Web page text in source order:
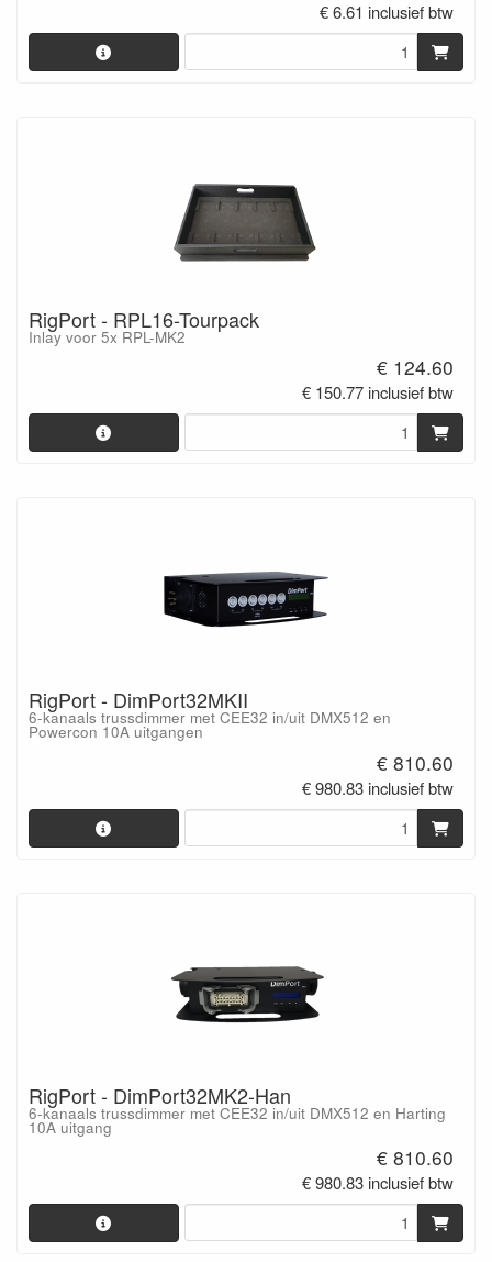
€ 6.61 inclusief btw
RigPort - RPL16-Tourpack
Inlay voor 5x RPL-MK2
€ 124.60
€ 150.77 inclusief btw
RigPort - DimPort32MKII
6-kanaals trussdimmer met CEE32 in/uit DMX512 en
Powercon 10A uitgangen
€ 810.60
€ 980.83 inclusief btw
RigPort - DimPort32MK2-Han
6-kanaals trussdimmer met CEE32 in/uit DMX512 en Harting
10A uitgang
€ 810.60
€ 980.83 inclusief btw